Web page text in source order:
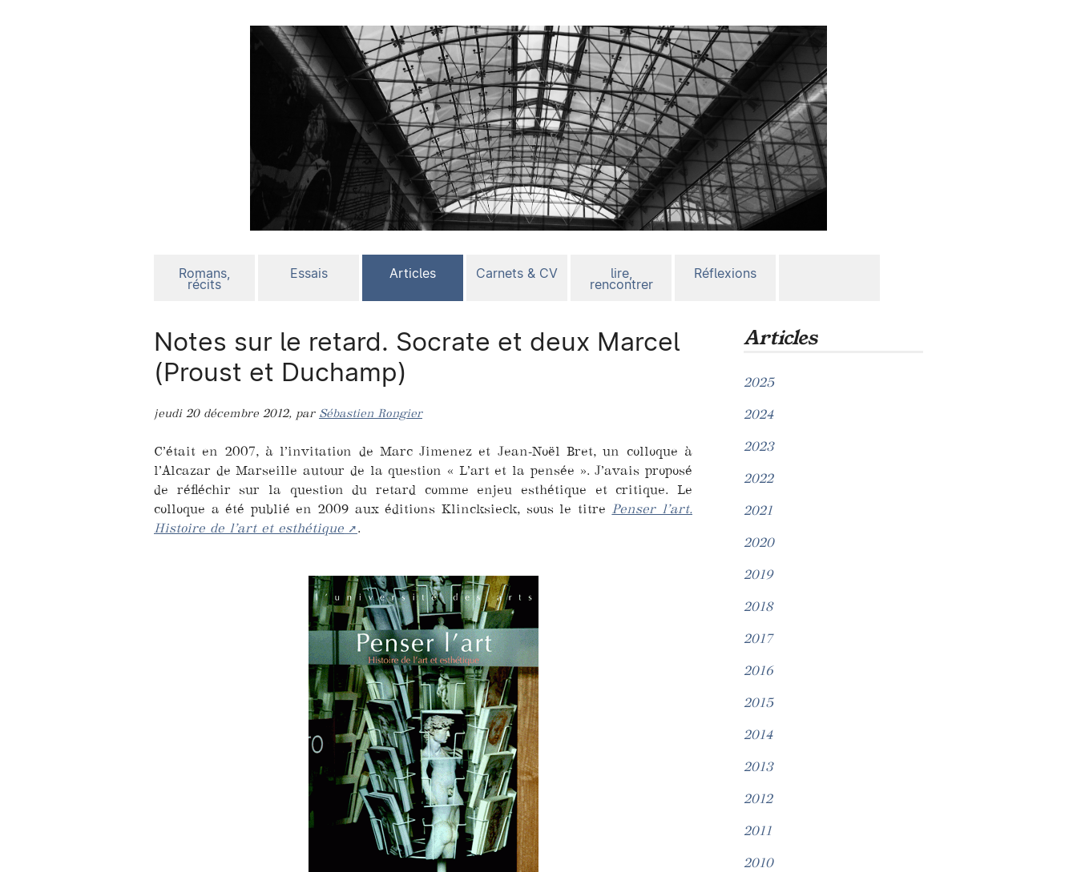
Romans,
récits
Essais Articles Carnets & CV lire,
rencontrer
Réflexions
Notes sur le retard. Socrate et deux Marcel
(Proust et Duchamp)
jeudi 20 décembre 2012, par Sébastien Rongier
C’était en 2007, à l’invitation de Marc Jimenez et Jean-Noël Bret, un colloque à
l’Alcazar de Marseille autour de la question « L’art et la pensée ». J’avais proposé
de réfléchir sur la question du retard comme enjeu esthétique et critique. Le
colloque a été publié en 2009 aux éditions Klincksieck, sous le titre Penser l’art.
Histoire de l’art et esthétique
.
Articles
2025
2024
2023
2022
2021
2020
2019
2018
2017
2016
2015
2014
2013
2012
2011
2010